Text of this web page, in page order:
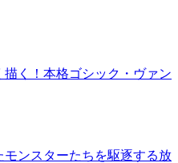
く！本格ゴシック・ヴァン
ンスターたちを駆逐する放